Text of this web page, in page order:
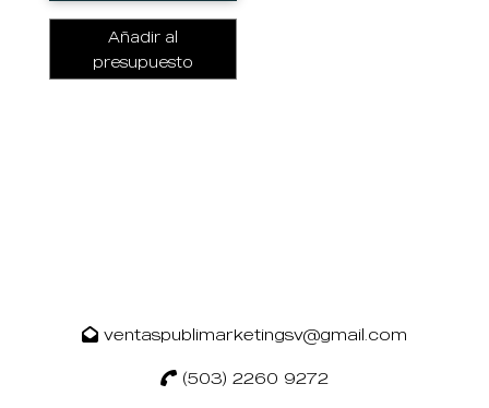
Añadir al
presupuesto
ventaspublimarketingsv@gmail.com
(503) 2260 9272